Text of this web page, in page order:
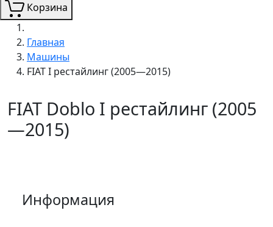
Корзина
Главная
Машины
FIAT I рестайлинг (2005—2015)
FIAT Doblo I рестайлинг (2005
—2015)
Информация